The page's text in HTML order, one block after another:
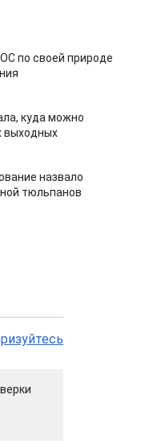
по своей природе
куда можно
выходных
назвало
тюльпанов